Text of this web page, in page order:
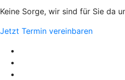
Keine Sorge, wir sind für Sie da
Jetzt Termin vereinbaren